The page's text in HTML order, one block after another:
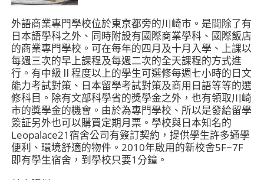
外語商業專門學校位於東京都旁的川崎市。是間除了有
日本語學科之外、同時附設有國際商業學科、國際飯店
的商業專門學校。可在每年的四月及十月入學、上課以
每週三次的早上課程及每週二次的全天課程的方式進
行。有中級Ⅱ程度以上的學生可選修每週七小時的日文
能力考試對策、日本留學考試對策及商用日語等等的選
修科目。除有文部科學省的獎學金之外，也有領取川崎
市的獎學金的機會。由於為專門學校、所以是發給留學
簽証另外也可以購買定期月票。學校與日本知名的
Leopalace21宿舍公司有簽訂契約，提供學生許多通學
便利、環境舒適的物件。2010年啟用的新校舍5F~7F
即有學生宿舍，到學校只要1分鐘。